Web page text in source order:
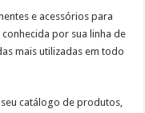
e acessórios para
conhecida por sua linha de
mais utilizadas em todo
seu catálogo de produtos,